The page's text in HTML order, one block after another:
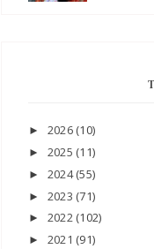
► 2026 (10)
► 2025 (11)
► 2024(55)
► 2023 (71)
► 2022 (102)
► 2021 (91)